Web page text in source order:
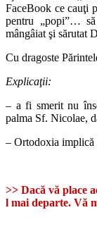
FaceBook ce cauţi
pentru „popi”…
mângâiat şi sărutat
Cu dragoste
Explicaţii:
– a fi smerit nu
palma Sf. Nicolae,
– Ortodoxia
>> Dacă vă place
l mai departe. Vă